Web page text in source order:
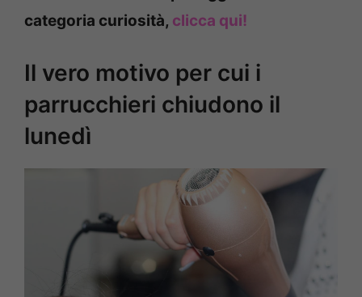
categoria curiosità, clicca qui!
Il vero motivo per cui i
parrucchieri chiudono il
lunedì